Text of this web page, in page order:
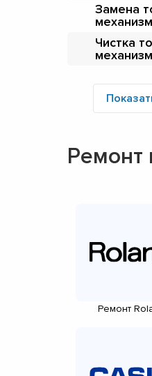
Замена
Чистка
Ремонт
Ремонт